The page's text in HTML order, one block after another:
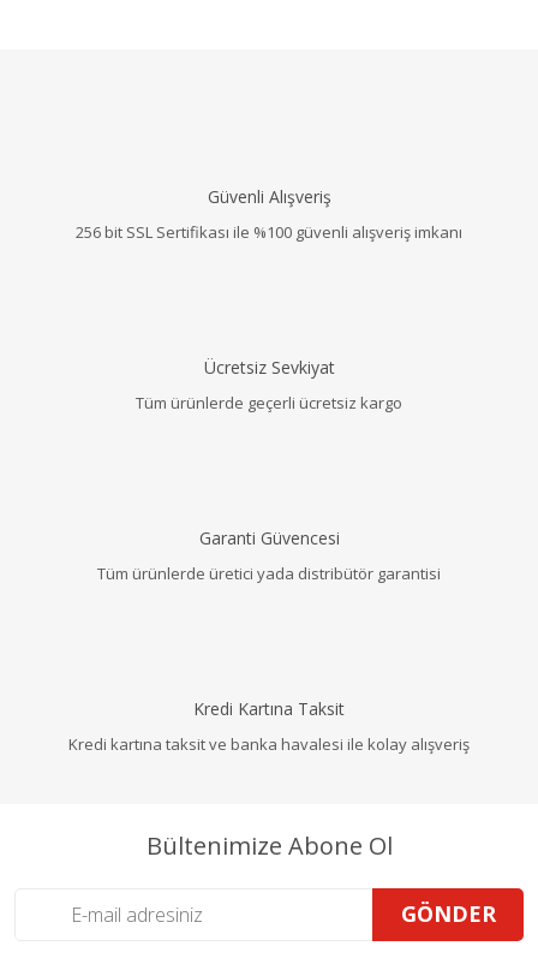
Güvenli Alışveriş
256 bit SSL Sertifikası ile %100 güvenli alışveriş imkanı
Ücretsiz Sevkiyat
Tüm ürünlerde geçerli ücretsiz kargo
Garanti Güvencesi
Tüm ürünlerde üretici yada distribütör garantisi
Kredi Kartına Taksit
Kredi kartına taksit ve banka havalesi ile kolay alışveriş
Bültenimize Abone Ol
GÖNDER